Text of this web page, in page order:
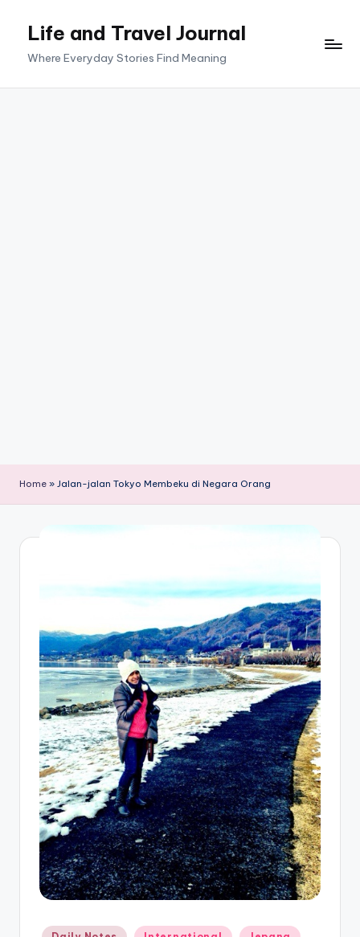
Life and Travel Journal
Where Everyday Stories Find Meaning
Home » Jalan-jalan Tokyo Membeku di Negara Orang
Posted